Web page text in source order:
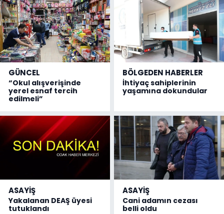
GÜNCEL
“Okul alışverişinde
yerel esnaf tercih
edilmeli”
BÖLGEDEN HABERLER
İhtiyaç sahiplerinin
yaşamına dokundular
ASAYİŞ
Yakalanan DEAŞ üyesi
tutuklandı
ASAYİŞ
Cani adamın cezası
belli oldu